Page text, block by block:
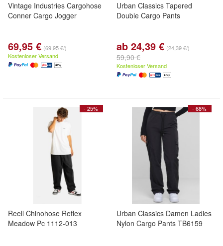
Vintage Industries Cargohose
Conner Cargo Jogger
69,95 € (69,95 €/)
Kostenloser Versand
Urban Classics Tapered
Double Cargo Pants
ab 24,39 € (24,39 €/)
59,90 €
Kostenloser Versand
- 25%
Reell Chinohose Reflex
Meadow Pc 1112-013
- 68%
Urban Classics Damen Ladies
Nylon Cargo Pants TB6159